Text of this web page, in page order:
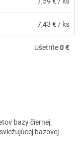
7,43 € / ks
Ušetríte0 €
bazy čiernej.
bazovej